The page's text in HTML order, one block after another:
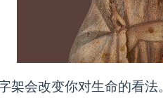
架会改变你对生命的看法